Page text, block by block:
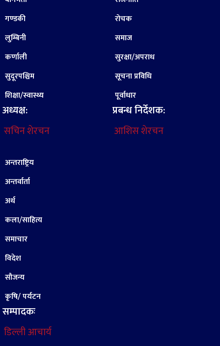
गण्डकी
लुम्बिनी
कर्णाली
सुदूरपश्चिम
शिक्षा/स्वास्थ्य
अध्यक्ष:
सचिन शेरचन
रोचक
समाज
सुरक्षा/अपराध
सूचना प्रविधि
पूर्वाधार
प्रबन्ध निर्देशक:
आशिस शेरचन
अन्तराष्ट्रिय
अन्तर्वार्ता
अर्थ
कला/साहित्य
समाचार
विदेश
सौजन्य
कृषि/ पर्यटन
सम्पादकः
डिल्ली आचार्य